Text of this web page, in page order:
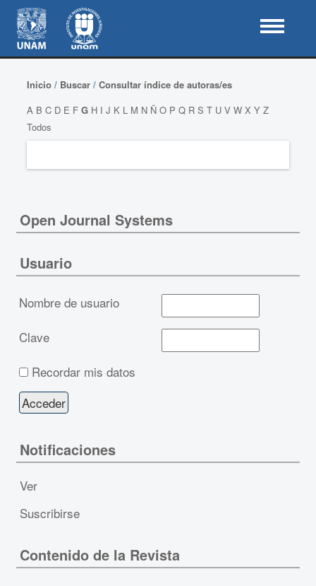
Inicio/ Buscar/ Consultar índice de autoras/es
A B C D E F G H I J K L M N Ñ O P Q R S T U V W X Y Z
Todos
Open Journal Systems
Usuario
Nombre de usuario
Clave
Recordar mis datos
Notificaciones
Ver
Suscribirse
Contenido de la Revista